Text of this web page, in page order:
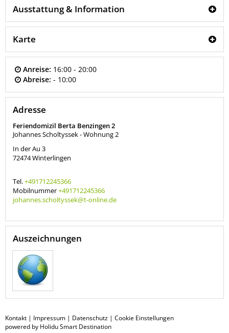
Ausstattung & Information
Karte
Anreise: 16:00 - 20:00
Abreise: - 10:00
Adresse
Feriendomizil Berta Benzingen 2
Johannes Scholtyssek - Wohnung 2
In der Au 3
72474Winterlingen
Tel.+491712245366
Mobilnummer+491712245366
johannes.scholtyssek@t-online.de
Auszeichnungen
Kontakt | Impressum | Datenschutz | Cookie Einstellungen
powered by Holidu Smart Destination